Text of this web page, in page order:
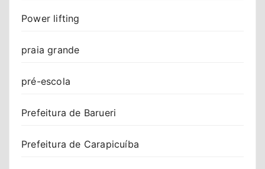
Power lifting
praia grande
pré-escola
Prefeitura de Barueri
Prefeitura de Carapicuíba